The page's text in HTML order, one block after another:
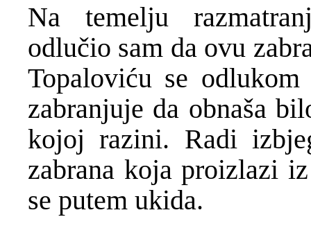
Na temelju
odlučio sam da ovu
Topaloviću se
zabranjuje da obnaša
kojoj razini. Radi
zabrana koja proizlazi
se putem ukida.